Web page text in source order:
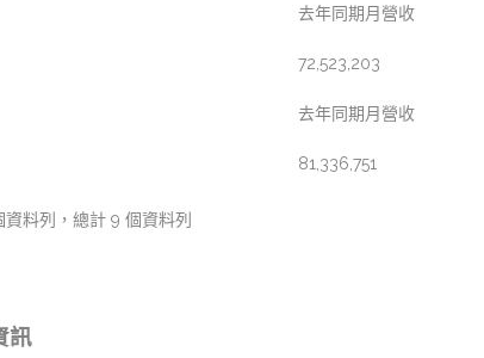
去年同期月營收
72,523,203
去年同期月營收
81,336,751
料列，總計 9 個資料列
訊